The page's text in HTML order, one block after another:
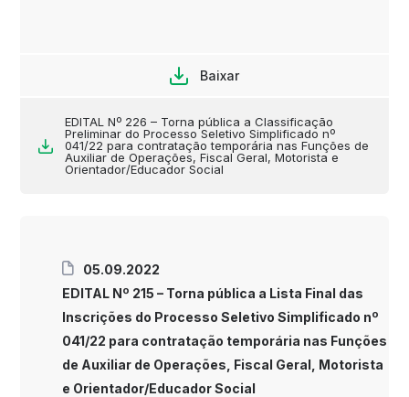
Baixar
EDITAL Nº 226 – Torna pública a Classificação
Preliminar do Processo Seletivo Simplificado nº
041/22 para contratação temporária nas Funções de
Auxiliar de Operações, Fiscal Geral, Motorista e
Orientador/Educador Social
05.09.2022
EDITAL Nº 215 – Torna pública a Lista Final das
Inscrições do Processo Seletivo Simplificado nº
041/22 para contratação temporária nas Funções
de Auxiliar de Operações, Fiscal Geral, Motorista
e Orientador/Educador Social